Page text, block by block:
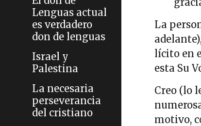
Lenguas actual
es verdadero
don de lenguas
Israel y
Palestina
La necesaria
perseverancia
del cristiano
La
lícito en
esta Su
Creo (lo
motivo,